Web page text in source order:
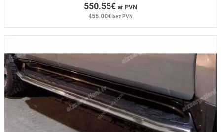
550.55€ ar PVN
455.00€ bez PVN